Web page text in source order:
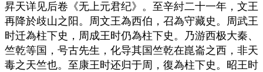
昇天详见后卷《无上元君纪》。至辛紂二十一年，文王
再降於歧山之阳。周文王為西伯，召為守藏史。周武王
时迁為柱下史，周成王时仍為柱下史。乃游西极大秦、
竺乾等国，号古先生，化导其国竺乾在崑崙之西，非天
毒之天竺也。至康王时还归于周，復為柱下史。昭王时